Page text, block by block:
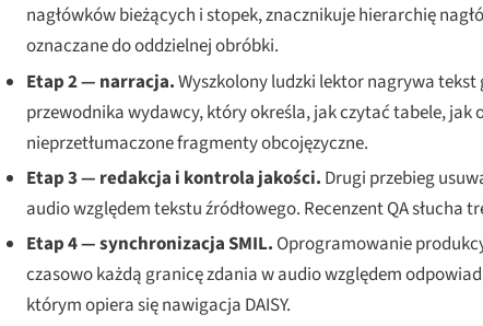
nagłówków bieżących i stopek, znacznikuje hierarchię
oznaczane do oddzielnej obróbki.
Etap 2 — narracja.Wyszkolony ludzki lektor nagrywa
przewodnika wydawcy, który określa, jak czytać tabele,
nieprzetłumaczone fragmenty obcojęzyczne.
Etap 3 — redakcja i kontrola jakości. Drugi przebieg
audio względem tekstu źródłowego. Recenzent QA
Etap 4 — synchronizacja SMIL. Oprogramowanie
czasowo każdą granicę zdania w audio względem
którym opiera się nawigacja DAISY.